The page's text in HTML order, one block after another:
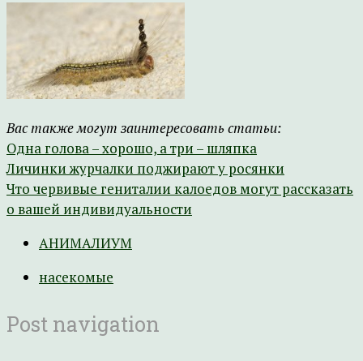
Вас также могут заинтересовать статьи:
Одна голова – хорошо, а три – шляпка
Личинки журчалки поджирают у росянки
Что червивые гениталии калоедов могут рассказать
о вашей индивидуальности
АНИМАЛИУМ
насекомые
Post navigation